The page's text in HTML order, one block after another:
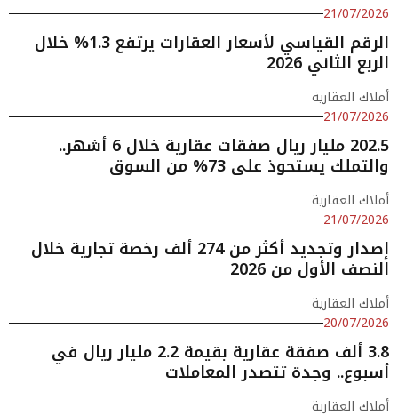
21/07/2026
الرقم القياسي لأسعار العقارات يرتفع 1.3% خلال
الربع الثاني 2026
أملاك العقارية
21/07/2026
202.5 مليار ريال صفقات عقارية خلال 6 أشهر..
والتملك يستحوذ على 73% من السوق
أملاك العقارية
21/07/2026
إصدار وتجديد أكثر من 274 ألف رخصة تجارية خلال
النصف الأول من 2026
أملاك العقارية
20/07/2026
3.8 ألف صفقة عقارية بقيمة 2.2 مليار ريال في
أسبوع.. وجدة تتصدر المعاملات
أملاك العقارية